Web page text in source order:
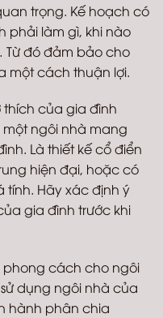
trọng. Kế hoạch có
phải làm gì, khi nào
đó đảm bảo cho
một cách thuận lợi.
của gia đình
ngôi nhà mang
Là thiết kế cổ điển
hiện đại, hoặc có
Hãy xác định ý
gia đình trước khi
phong cách cho ngôi
dụng ngôi nhà của
hành phân chia